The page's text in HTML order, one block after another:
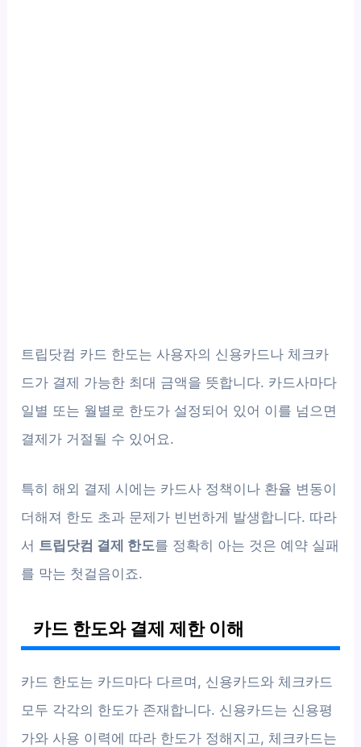
트립닷컴 카드 한도는 사용자의 신용카드나 체크카
드가 결제 가능한 최대 금액을 뜻합니다. 카드사마다
일별 또는 월별로 한도가 설정되어 있어 이를 넘으면
결제가 거절될 수 있어요.
특히 해외 결제 시에는 카드사 정책이나 환율 변동이
더해져 한도 초과 문제가 빈번하게 발생합니다. 따라
서 트립닷컴 결제 한도를 정확히 아는 것은 예약 실패
를 막는 첫걸음이죠.
카드 한도와 결제 제한 이해
카드 한도는 카드마다 다르며, 신용카드와 체크카드
모두 각각의 한도가 존재합니다. 신용카드는 신용평
가와 사용 이력에 따라 한도가 정해지고, 체크카드는